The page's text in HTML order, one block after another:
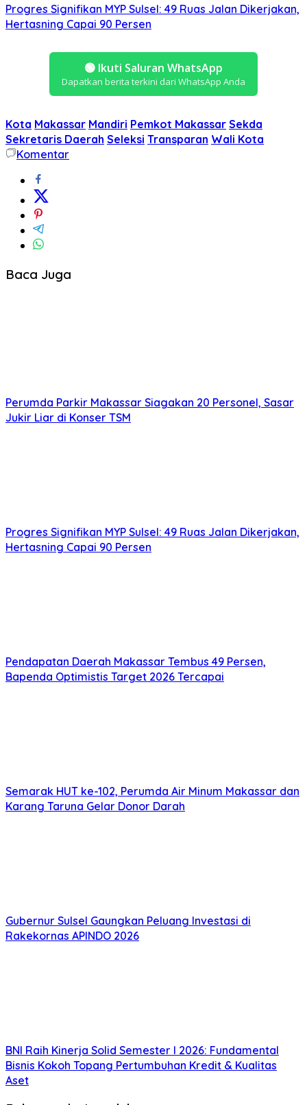
Progres Signifikan MYP Sulsel: 49 Ruas Jalan Dikerjakan,
Hertasning Capai 90 Persen
🟢 Ikuti Saluran WhatsApp
Dapatkan berita terkini dari WhatsApp Anda
Kota Makassar Mandiri Pemkot Makassar Sekda
Sekretaris Daerah Seleksi Transparan Wali Kota
Komentar
Baca Juga
Perumda Parkir Makassar Siagakan 20 Personel, Sasar
Jukir Liar di Konser TSM
Progres Signifikan MYP Sulsel: 49 Ruas Jalan Dikerjakan,
Hertasning Capai 90 Persen
Pendapatan Daerah Makassar Tembus 49 Persen,
Bapenda Optimistis Target 2026 Tercapai
Semarak HUT ke-102, Perumda Air Minum Makassar dan
Karang Taruna Gelar Donor Darah
Gubernur Sulsel Gaungkan Peluang Investasi di
Rakekornas APINDO 2026
BNI Raih Kinerja Solid Semester I 2026: Fundamental
Bisnis Kokoh Topang Pertumbuhan Kredit & Kualitas
Aset